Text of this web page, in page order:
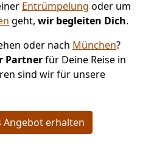
Entrümpelung oder um
geht, wir begleiten Dich.
oder nach München?
Partnerfür Deine Reise in
sind wir für unsere
Angebot erhalten